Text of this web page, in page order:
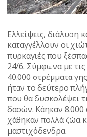
Ελλείψεις, διάλυση
καταγγέλλουν οι
πυρκαγιές που
24/6. Σύμφωνα με τις
40.000 στρέμματα
ήταν το δεύτερο
που θα δυσκολέψει
δασών. Κάηκαν 8.000
χάθηκαν πολλά ζώα
μαστιχόδενδρα.